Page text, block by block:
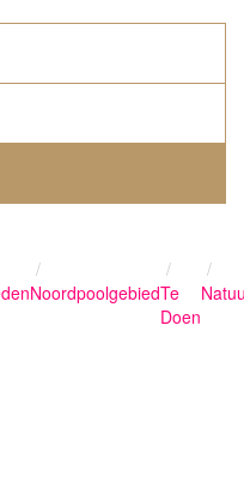
NoordpoolgebiedTe
Doen